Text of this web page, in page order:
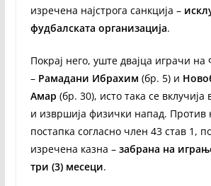
изречена најстрога санкција –
фудбалската организација.
Покрај него, уште двајца играчи
– Рамадани Ибрахим (бр. 5) и
Амар (бр. 30), исто така се
и извршија физички напад. Против
постапка согласно член 43 став 1,
изречена казна – забрана на
три (3) месеци.